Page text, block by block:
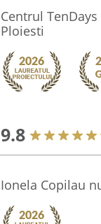
Centrul
Ploiesti
9.8
Ionela Copilau